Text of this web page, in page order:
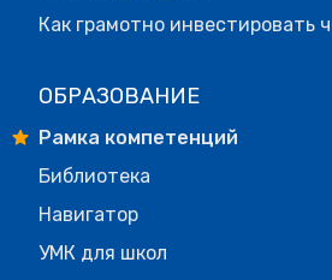
Как грамотно инвестировать
ОБРАЗОВАНИЕ
Рамка компетенций
Библиотека
Навигатор
УМК для школ